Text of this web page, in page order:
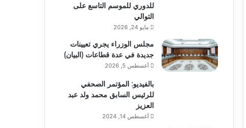
للدوري للموسم التاسع على
التوالي
مايو 24, 2026
مجلس الوزراء يجري تعيينات
جديدة في عدة قطاعات (البيان)
أغسطس 5, 2026
بالفيديو: المؤتمر الصحفي
للرئيس السابق محمد ولد عبد
العزيز
أغسطس 14, 2024